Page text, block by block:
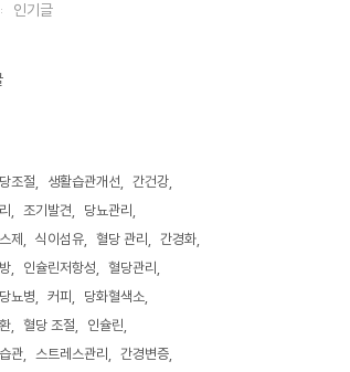
인기글
조절 생활습관개선
간건강
조기발견
당뇨관리
제
식이섬유 혈당 관리
간경화
인슐린저항성
혈당관리
당뇨병 커피
당화혈색소
혈당 조절
인슐린
관
스트레스관리
간경변증